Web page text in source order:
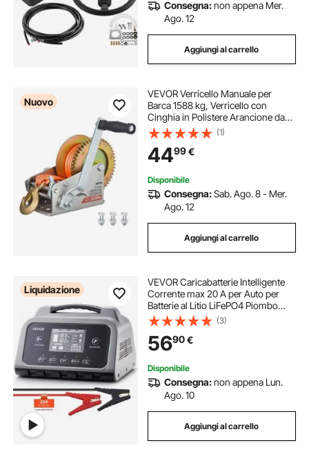
Consegna:non appena Mer.
Ago. 12
Aggiungi al carrello
Nuovo
VEVOR Verricello Manuale per
Barca 1588 kg, Verricello con
Cinghia in Polistere Arancione da
6,1 m, Cricchetto Bidirezioanle a 2
Velocità, Maniglia Antiscivolo,
Ideale per Rimorchi per Barche e
ATV
(1)
4499€
Disponibile
Consegna:Sab. Ago. 8 - Mer.
Ago. 12
Aggiungi al carrello
Liquidazione
VEVOR Caricabatterie Intelligente
Corrente max 20 A per Auto per
Batterie al Litio LiFePO4 Piombo
Acido 6/12/24 V, Caricabatterie per
Moto Camper Barca Mantenitore di
Carico Desolfatazione Schermo
LCD
(3)
5690€
Disponibile
Consegna:non appena Lun.
Ago. 10
Aggiungi al carrello